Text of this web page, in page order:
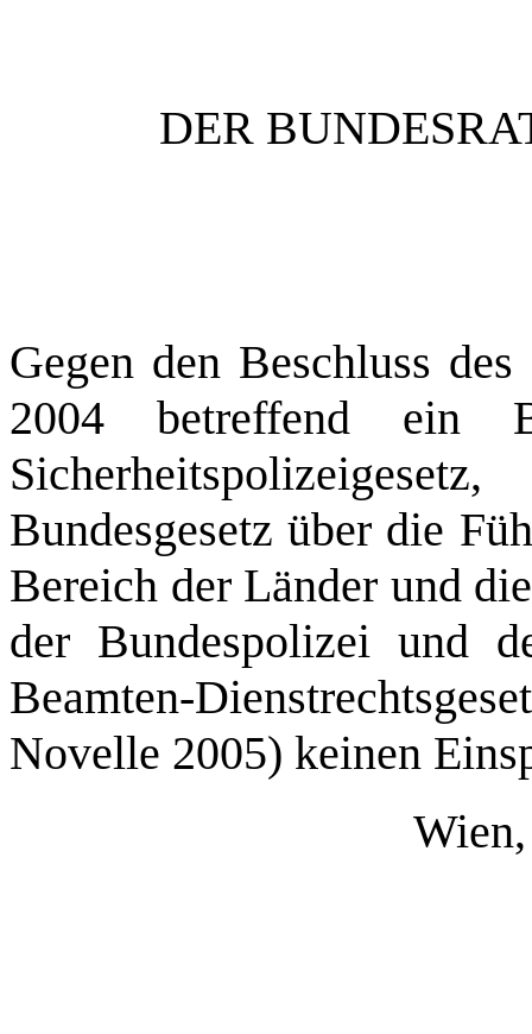
DER
Gegen den Beschluss
2004 betreffend ein
Bundesgesetz über die
Bereich der Länder und
der Bundespolizei und
Beamten-
Novelle 2005) keinen